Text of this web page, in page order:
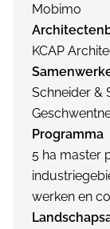
Mobimo
KCAP
Schneider &
Programma
5 ha master
werken en